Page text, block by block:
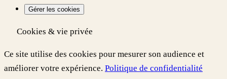
Gérer les cookies
Cookies & vie privée
Ce site utilise des cookies pour mesurer son audience et
améliorer votre expérience. Politique de confidentialité